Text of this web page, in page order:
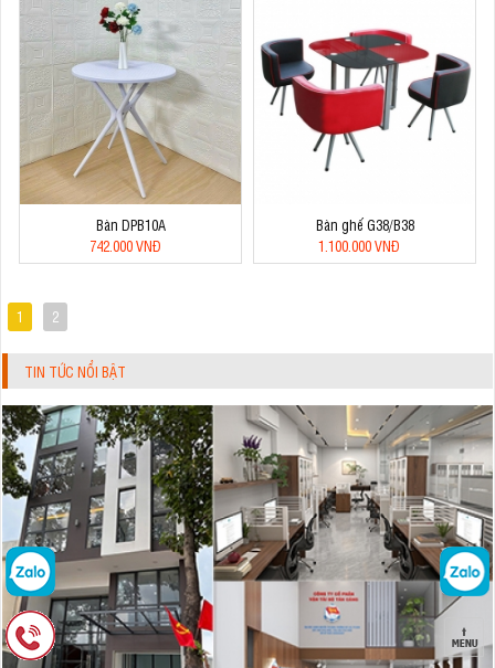
Bàn DPB10A
742.000 VNĐ
Bàn ghế G38/B38
1.100.000 VNĐ
1 2
TIN TỨC NỔI BẬT